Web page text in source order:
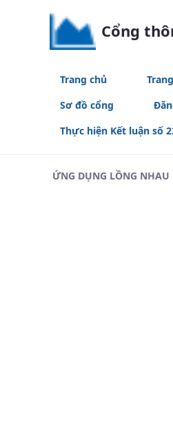
Skip to Main Content
Cổng
Trang chủ
Sơ đồ cổng
Thực hiện Kết luận số
ỨNG DỤNG LỒNG NHAU